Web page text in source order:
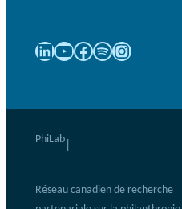
LinkedIn YouTube Facebook Spotify Instagram
PhiLab
Réseau canadien de recherche